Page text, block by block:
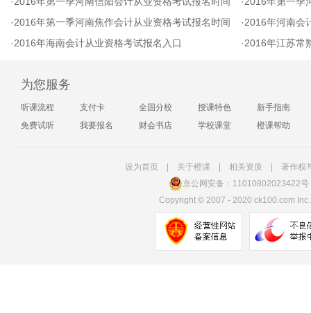
·2016年第一季河南焦作会计从业资格考试报名时间 ·2016年河南会
·2016年海南会计从业资格考试报名入口 ·2016年江苏常
为您服务
听课流程 支付卡 全国分校 授课特色
新手指南
免费试听
我要报名 财会书店 学校课堂 橙课帮助
设为首页| 关于橙课| 相关资质
著作权
京公网安备：11010802023422号
Copyright ©2007 - 2020 ck100.com